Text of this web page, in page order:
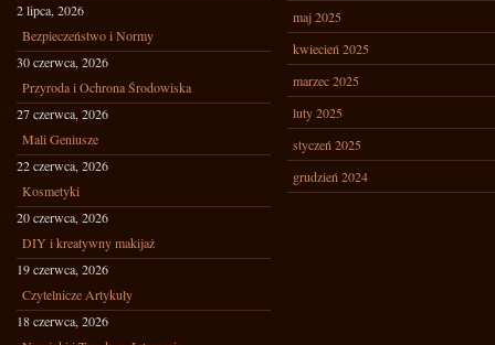
2 lipca, 2026
Bezpieczeństwo i Normy
30 czerwca, 2026
Przyroda i Ochrona Środowiska
27 czerwca, 2026
Mali Geniusze
22 czerwca, 2026
Kosmetyki
20 czerwca, 2026
DIY i kreatywny makijaż
19 czerwca, 2026
Czytelnicze Artykuły
18 czerwca, 2026
maj 2025
kwiecień 2025
marzec 2025
luty 2025
styczeń 2025
grudzień 2024